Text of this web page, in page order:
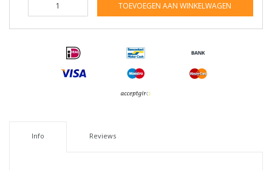
TOEVOEGEN AAN WINKELWAGEN
Info Reviews